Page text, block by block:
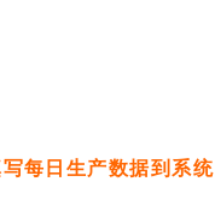
每日生产数据到系统